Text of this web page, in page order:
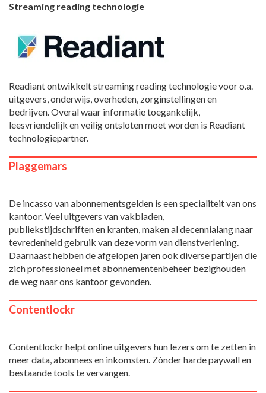
Streaming reading technologie
Readiant ontwikkelt streaming reading technologie voor o.a.
uitgevers, onderwijs, overheden, zorginstellingen en
bedrijven. Overal waar informatie toegankelijk,
leesvriendelijk en veilig ontsloten moet worden is Readiant
technologiepartner.
Plaggemars
De incasso van abonnementsgelden is een specialiteit van ons
kantoor. Veel uitgevers van vakbladen,
publiekstijdschriften en kranten, maken al decennialang naar
tevredenheid gebruik van deze vorm van dienstverlening.
Daarnaast hebben de afgelopen jaren ook diverse partijen die
zich professioneel met abonnementenbeheer bezighouden
de weg naar ons kantoor gevonden.
Contentlockr
Contentlockr helpt online uitgevers hun lezers om te zetten in
meer data, abonnees en inkomsten. Zónder harde paywall en
bestaande tools te vervangen.